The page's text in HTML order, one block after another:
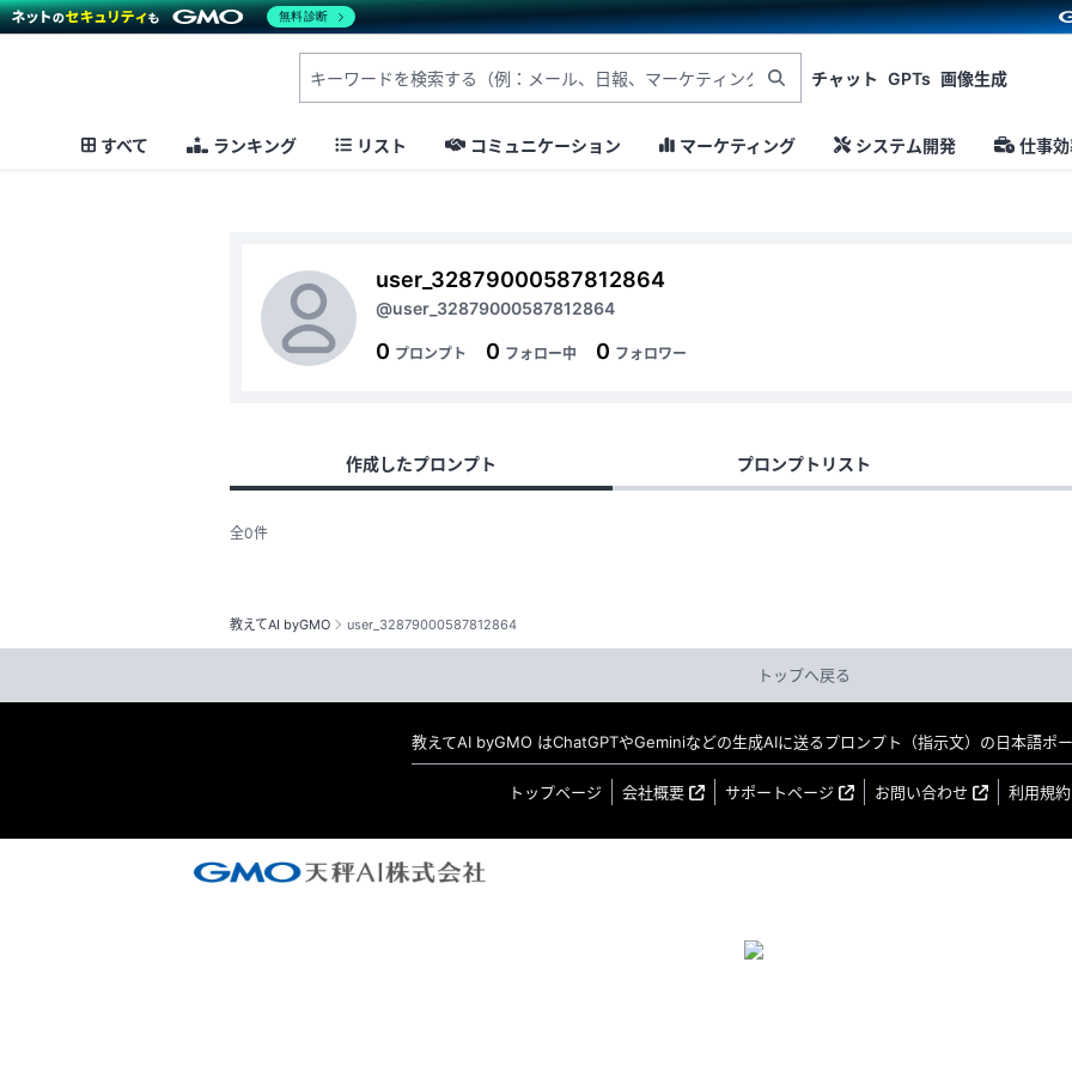
チャット GPTs 画像生成
すべて ランキング リスト コミュニケーション マーケティング システム開発 仕事
教えてAI byGMO user_32879000587812864
user_32879000587812864
@user_32879000587812864
0 プロンプト 0 フォロー中 0 フォロワー
作成したプロンプト プロンプトリスト
全0件
トップへ戻る
教えてAI byGMO はChatGPTやGeminiなどの生成AIに送るプロンプト（指示文）の日本語ポー
トップページ 会社概要 サポートページ お問い合わせ 利用規約
無料診断